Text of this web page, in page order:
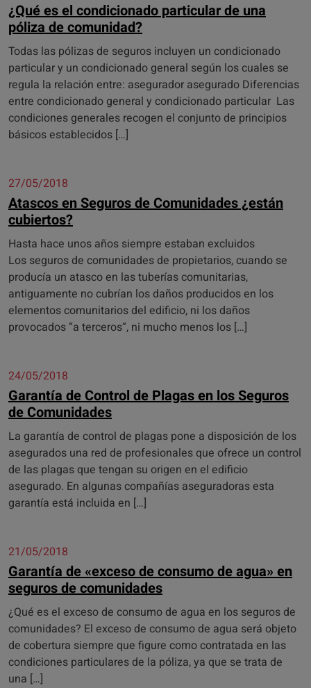
¿Qué es el condicionado particular de una
póliza de comunidad?
Todas las pólizas de seguros incluyen un condicionado
particular y un condicionado general según los cuales se
regula la relación entre: asegurador asegurado Diferencias
entre condicionado general y condicionado particular Las
condiciones generales recogen el conjunto de principios
básicos establecidos […]
27/05/2018
Atascos en Seguros de Comunidades ¿están
cubiertos?
Hasta hace unos años siempre estaban excluidos
Los seguros de comunidades de propietarios, cuando se
producía un atasco en las tuberías comunitarias,
antiguamente no cubrían los daños producidos en los
elementos comunitarios del edificio, ni los daños
provocados “a terceros“, ni mucho menos los […]
24/05/2018
Garantía de Control de Plagas en los Seguros
de Comunidades
La garantía de control de plagas pone a disposición de los
asegurados una red de profesionales que ofrece un control
de las plagas que tengan su origen en el edificio
asegurado. En algunas compañías aseguradoras esta
garantía está incluida en […]
21/05/2018
Garantía de «exceso de consumo de agua» en
seguros de comunidades
¿Qué es el exceso de consumo de agua en los seguros de
comunidades? El exceso de consumo de agua será objeto
de cobertura siempre que figure como contratada en las
condiciones particulares de la póliza, ya que se trata de
una […]